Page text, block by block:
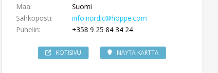
Maa:
Suomi
Sähköposti:
info.nordic@hoppe.com
Puhelin:
+358 9 25 84 34 24
KOTISIVU NÄYTÄ KARTTA